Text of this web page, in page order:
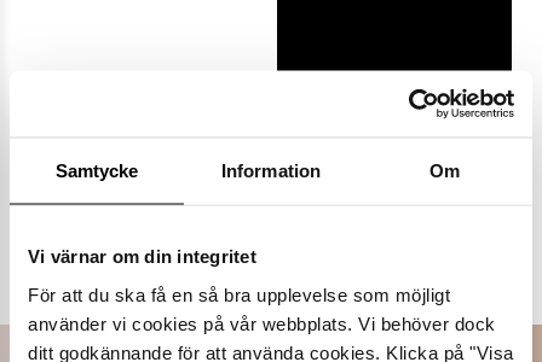
Samtycke Information Om
Vi värnar om din integritet
För att du ska få en så bra upplevelse som möjligt
använder vi cookies på vår webbplats. Vi behöver dock
ditt godkännande för att använda cookies. Klicka på "Visa
Populära varumärken